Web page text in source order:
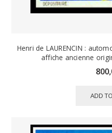
Henri de LAURENCIN :
affiche ancienne
ADD